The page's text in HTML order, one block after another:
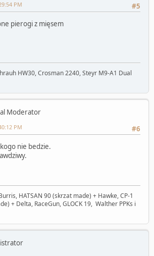
#5
PM
pierogi z mięsem
HW30, Crosman 2240, Steyr M9-A1 Dual
Moderator
#6
PM
nie bedzie.
HATSAN 90 (skrzat made) + Hawke, CP-1
+ Delta, RaceGun, GLOCK 19, Walther PPKs i